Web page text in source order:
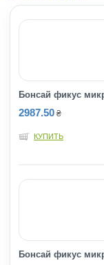
Бонсай фикус
2987.50 ₴
КУПИТЬ
Бонсай фикус